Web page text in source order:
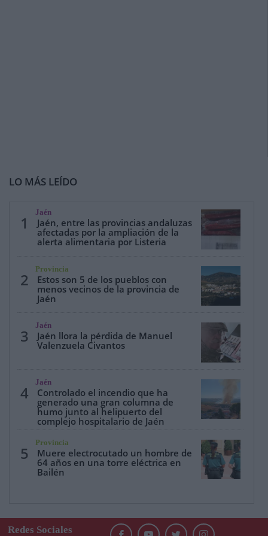
LO MÁS LEÍDO
1
Jaén
Jaén, entre las provincias andaluzas
afectadas por la ampliación de la
alerta alimentaria por Listeria
2
Provincia
Estos son 5 de los pueblos con
menos vecinos de la provincia de
Jaén
3
Jaén
Jaén llora la pérdida de Manuel
Valenzuela Civantos
4
Jaén
Controlado el incendio que ha
generado una gran columna de
humo junto al helipuerto del
complejo hospitalario de Jaén
5
Provincia
Muere electrocutado un hombre de
64 años en una torre eléctrica en
Bailén
Redes Sociales